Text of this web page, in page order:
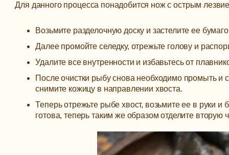
Для данного процесса понадобится нож с острым
Возьмите разделочную доску и застелите ее
Далее промойте селедку, отрежьте голову и
Удалите все внутренности и избавьтесь от
После очистки рыбу снова необходимо промыть и
снимите кожицу в направлении хвоста.
Теперь отрежьте рыбе хвост, возьмите ее в руки
готова, теперь таким же образом отделите вторую